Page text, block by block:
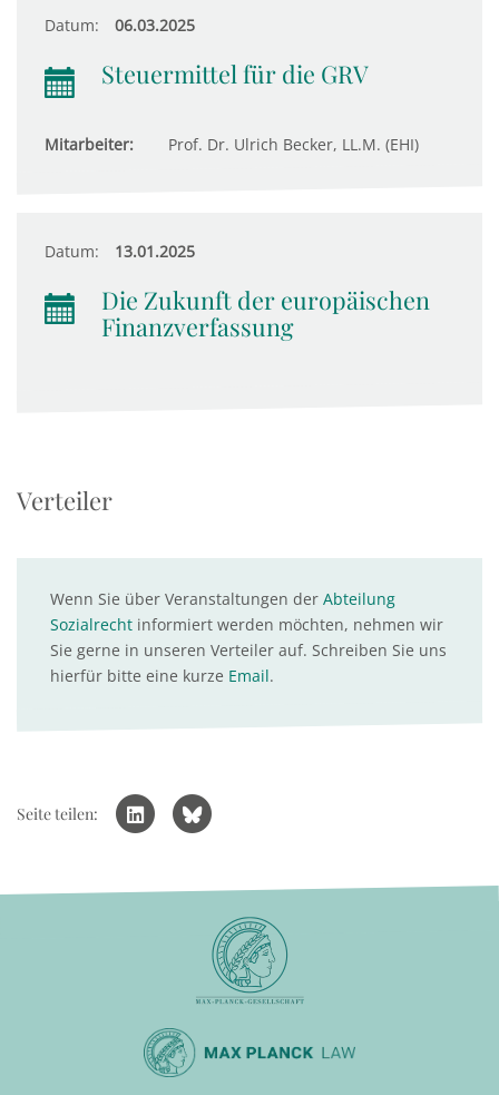
Datum: 06.03.2025
Steuermittel für die GRV
Mitarbeiter: Prof. Dr. Ulrich Becker, LL.M. (EHI)
Datum: 13.01.2025
Die Zukunft der europäischen
Finanzverfassung
Verteiler
Wenn Sie über Veranstaltungen der Abteilung
Sozialrecht informiert werden möchten, nehmen wir
Sie gerne in unseren Verteiler auf. Schreiben Sie uns
hierfür bitte eine kurze Email.
Seite teilen: